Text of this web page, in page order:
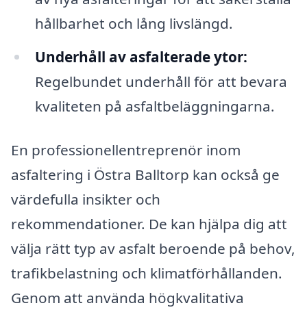
hållbarhet och lång livslängd.
Underhåll av asfalterade ytor:
Regelbundet underhåll för att bevara
kvaliteten på asfaltbeläggningarna.
En professionellentreprenör inom
asfaltering i Östra Balltorp kan också ge
värdefulla insikter och
rekommendationer. De kan hjälpa dig att
välja rätt typ av asfalt beroende på behov,
trafikbelastning och klimatförhållanden.
Genom att använda högkvalitativa